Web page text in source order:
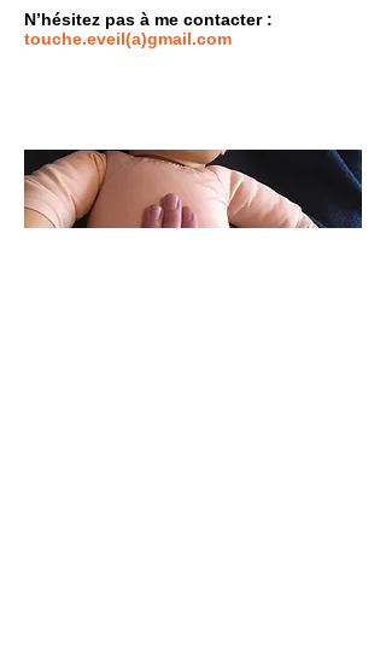
N’hésitez pas à me contacter :
touche.eveil(a)gmail.com